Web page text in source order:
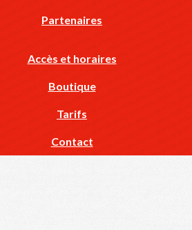
Partenaires
Accès et horaires
Boutique
Tarifs
Contact